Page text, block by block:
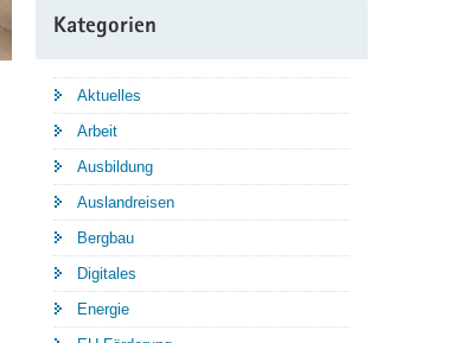
Kategorien
Aktuelles
Arbeit
Ausbildung
Auslandreisen
Bergbau
Digitales
Energie